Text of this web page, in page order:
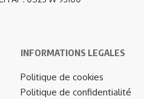
INFORMATIONS LEGALES
Politique de cookies
Politique de confidentialité